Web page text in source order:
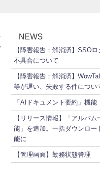
NEWS
【障害報告：解消済】SSO
不具合について
【障害報告：解消済】
等が遅い、失敗する件につい
「AIドキュメント要約」機能
【リリース情報】「アルバム
能」を追加。一括ダウンロー
能に
【管理画面】勤務状態管理